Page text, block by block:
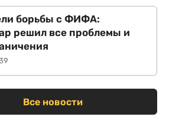
борьбы с ФИФА:
решил все проблемы и
Все новости